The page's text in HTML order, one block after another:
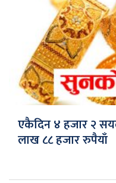
एकैदिन ४ हजार २
लाख ८८ हजार रुपैयाँ